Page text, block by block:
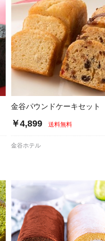
金谷パウンドケーキセット
￥4,899 送料無料
金谷ホテル